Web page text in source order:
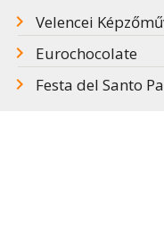
Velencei
Eurochocolate
Festa del Santo